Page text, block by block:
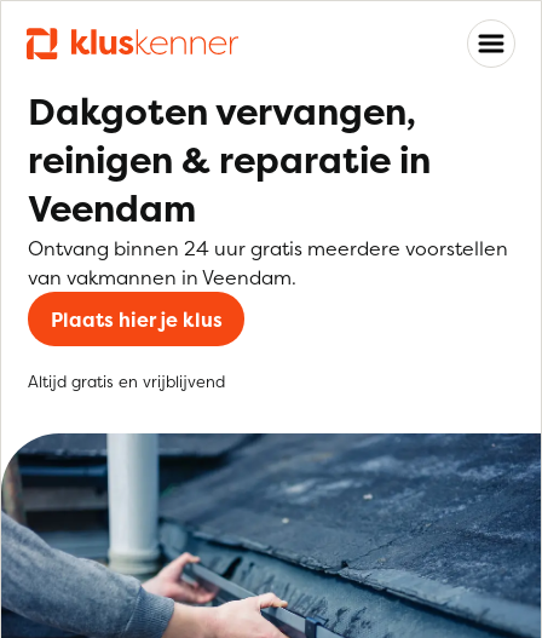
Dakgoten vervangen,
reinigen & reparatie in
Veendam
Ontvang binnen 24 uur gratis meerdere voorstellen
van vakmannen in Veendam.
Plaats hier je klus
Altijd gratis en vrijblijvend